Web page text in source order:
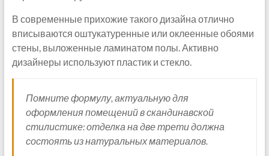
В современные прихожие такого дизайна отлично
вписываются оштукатуренные или оклеенные обоями
стены, выложенные ламинатом полы. Активно
дизайнеры используют пластик и стекло.
Помните формулу, актуальную для
оформления помещений в скандинавской
стилистике: отделка на две трети должна
состоять из натуральных материалов.